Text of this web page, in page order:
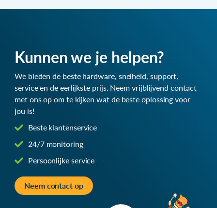
Kunnen we je helpen?
We bieden de beste hardware, snelheid, support,
service en de eerlijkste prijs. Neem vrijblijvend contact
met ons op om te kijken wat de beste oplossing voor
jou is!
Beste klantenservice
24/7 monitoring
Persoonlijke service
Neem contact op